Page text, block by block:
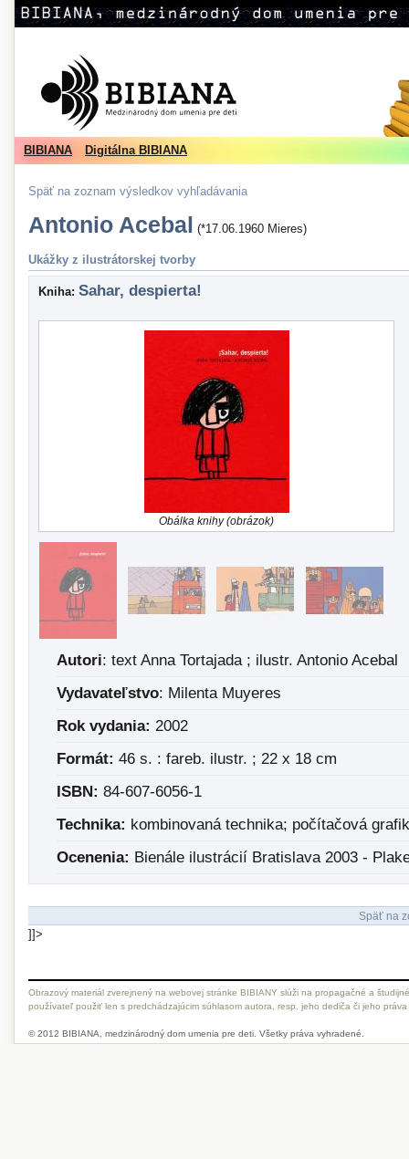
BIBIANA Digitálna BIBIANA
Späť na zoznam výsledkov vyhľadávania
Antonio Acebal (*17.06.1960 Mieres)
Ukážky z ilustrátorskej tvorby
Kniha: Sahar, despierta!
Obálka knihy (obrázok)
Autori: text Anna Tortajada ; ilustr. Antonio Acebal
Vydavateľstvo: Milenta Muyeres
Rok vydania: 2002
Formát: 46 s. : fareb. ilustr. ; 22 x 18 cm
ISBN: 84-607-6056-1
Technika: kombinovaná technika; počítačová
Ocenenia: Bienále ilustrácií Bratislava 2003 -
Späť na
]]>
Obrazový materiál zverejnený na webovej stránke BIBIANY slúži na propagačné a
používateľ použiť len s predchádzajúcim súhlasom autora, resp. jeho dediča či jeho
© 2012 BIBIANA, medzinárodný dom umenia pre deti. Všetky práva vyhradené.